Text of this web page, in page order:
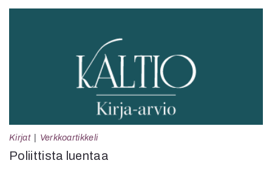
Kirjat Verkkoartikkeli
Poliittista luentaa